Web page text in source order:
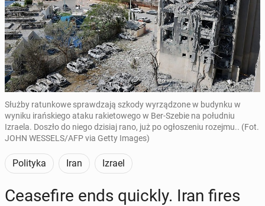
Służby ratunkowe sprawdzają szkody wyrządzone w budynku w
wyniku irańskiego ataku rakietowego w Ber-Szebie na południu
Izraela. Doszło do niego dzisiaj rano, już po ogłoszeniu rozejmu.. (Fot.
JOHN WESSELS/AFP via Getty Images)
Polityka Iran Izrael
Cease­fire ends quickly. Iran fires